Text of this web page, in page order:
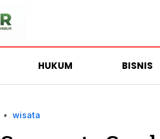
HUKUM BISNIS
• wisata